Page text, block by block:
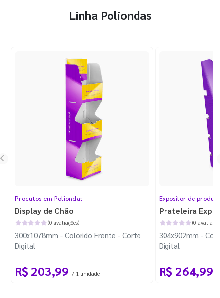
Linha Poliondas
Produtos em Poliondas
Display de Chão
(0 avaliações)
300x1078mm - Colorido Frente - Corte
Digital
R$ 203,99 / 1 unidade
Expositor de
Prateleira
(0
304x902mm -
Digital
R$ 264,99